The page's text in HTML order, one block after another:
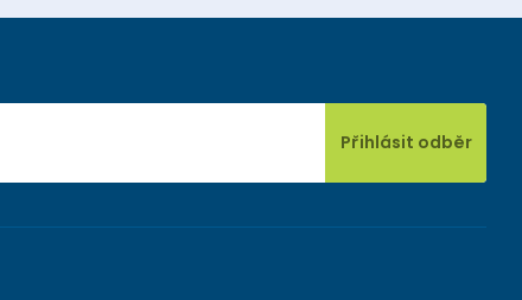
Přihlásit odběr